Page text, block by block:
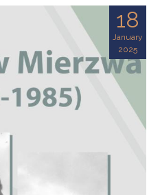
18
January
2025